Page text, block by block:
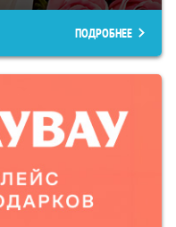
ПОДРОБНЕЕ